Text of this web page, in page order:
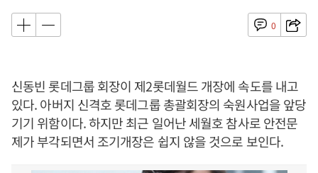
0
신동빈 롯데그룹 회장이 제2롯데월드 개장에 속도를 내고
있다. 아버지 신격호 롯데그룹 총괄회장의 숙원사업을 앞당
기기 위함이다. 하지만 최근 일어난 세월호 참사로 안전문
제가 부각되면서 조기개장은 쉽지 않을 것으로 보인다.